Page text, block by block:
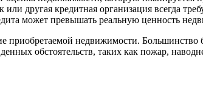
другая кредитная организация всегда
может превышать реальную ценность
недвижимости. Большинство
обстоятельств, таких как пожар,